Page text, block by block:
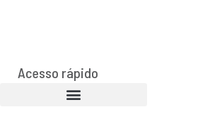
Acesso rápido